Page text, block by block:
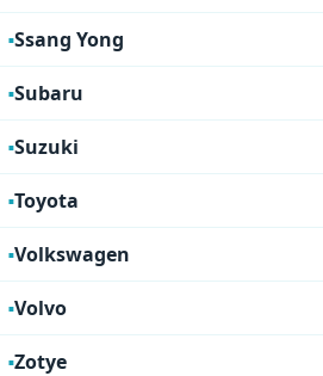
Ssang Yong
Subaru
Suzuki
Toyota
Volkswagen
Volvo
Zotye